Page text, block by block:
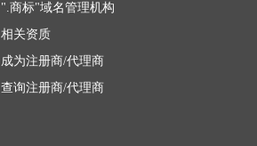
".商标"域名管理机构
相关资质
成为注册商/代理商
查询注册商/代理商